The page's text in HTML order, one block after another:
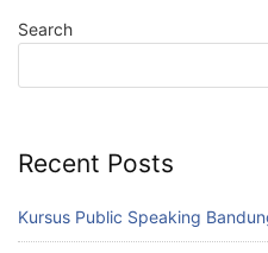
Search
Recent Posts
Kursus Public Speaking